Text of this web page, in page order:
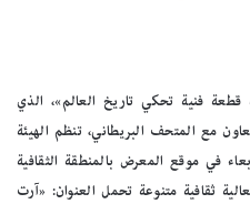
قطعة فنية تحكي تاريخ العالم»، الذي
مع المتحف البريطاني، تنظم الهيئة
في موقع المعرض بالمنطقة الثقافية
ثقافية متنوعة تحمل العنوان: «آرت